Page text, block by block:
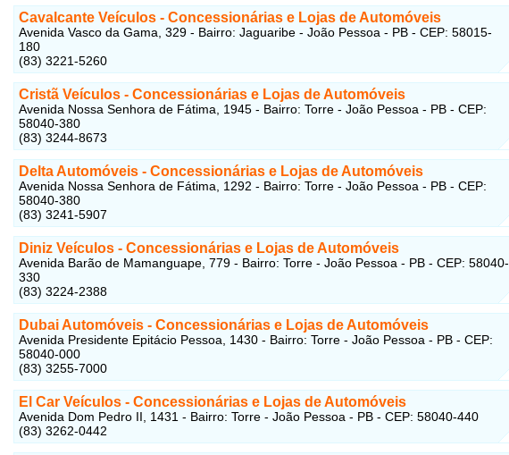
Cavalcante Veículos - Concessionárias e Lojas de Automóveis
Avenida Vasco da Gama, 329 - Bairro: Jaguaribe - João Pessoa - PB - CEP: 58015-
180
(83) 3221-5260
Cristã Veículos - Concessionárias e Lojas de Automóveis
Avenida Nossa Senhora de Fátima, 1945 - Bairro: Torre - João Pessoa - PB - CEP:
58040-380
(83) 3244-8673
Delta Automóveis - Concessionárias e Lojas de Automóveis
Avenida Nossa Senhora de Fátima, 1292 - Bairro: Torre - João Pessoa - PB - CEP:
58040-380
(83) 3241-5907
Diniz Veículos - Concessionárias e Lojas de Automóveis
Avenida Barão de Mamanguape, 779 - Bairro: Torre - João Pessoa - PB - CEP: 58040-
330
(83) 3224-2388
Dubai Automóveis - Concessionárias e Lojas de Automóveis
Avenida Presidente Epitácio Pessoa, 1430 - Bairro: Torre - João Pessoa - PB - CEP:
58040-000
(83) 3255-7000
El Car Veículos - Concessionárias e Lojas de Automóveis
Avenida Dom Pedro II, 1431 - Bairro: Torre - João Pessoa - PB - CEP: 58040-440
(83) 3262-0442